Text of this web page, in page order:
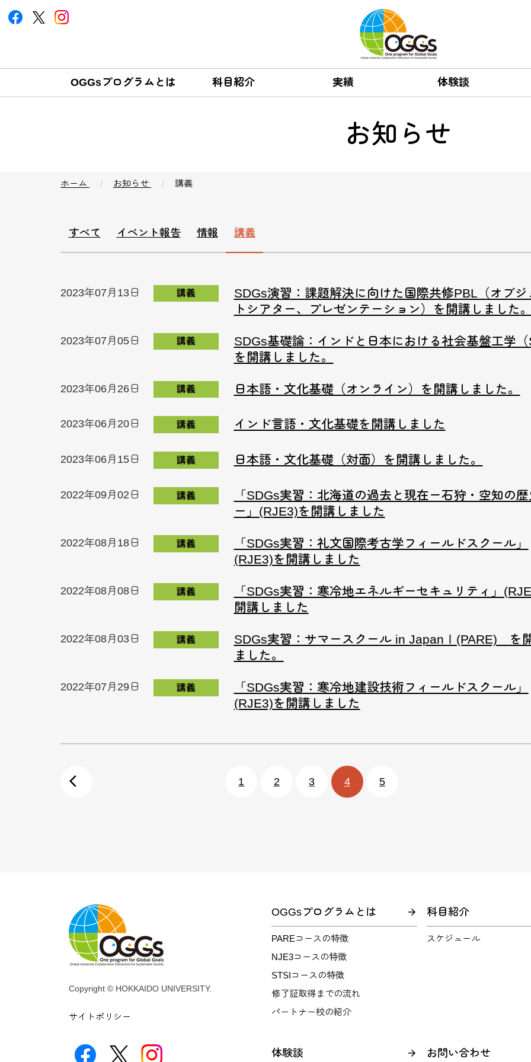
OGGsプログラムとは 科目紹介 実績 体験談
お知らせ
ホーム お知らせ 講義
すべて イベント報告 情報 講義
2023年07月13日 講義
SDGs演習：課題解決に向けた国際共修PBL（オブジ
トシアター、プレゼンテーション）を開講しました。
2023年07月05日 講義
SDGs基礎論：インドと日本における社会基盤工学
を開講しました。
2023年06月26日 講義 日本語・文化基礎（オンライン）を開講しました。
2023年06月20日 講義 インド言語・文化基礎を開講しました
2023年06月15日 講義 日本語・文化基礎（対面）を開講しました。
2022年09月02日 講義
「SDGs実習：北海道の過去と現在ー石狩・空知の歴
ー」(RJE3)を開講しました
2022年08月18日 講義
「SDGs実習：礼文国際考古学フィールドスクール」
(RJE3)を開講しました
2022年08月08日 講義
「SDGs実習：寒冷地エネルギーセキュリティ」
開講しました
2022年08月03日 講義
SDGs実習：サマースクール in JapanⅠ(PARE) を
ました。
2022年07月29日 講義
「SDGs実習：寒冷地建設技術フィールドスクール」
(RJE3)を開講しました
arrow_back_ios 1 2 3 4 5
Copyright © HOKKAIDO UNIVERSITY.
サイトポリシー
OGGsプログラムとは
PAREコースの特徴
NJE3コースの特徴
STSIコースの特徴
修了証取得までの流れ
パートナー校の紹介
科目紹介
スケジュール
体験談 お問い合わせ